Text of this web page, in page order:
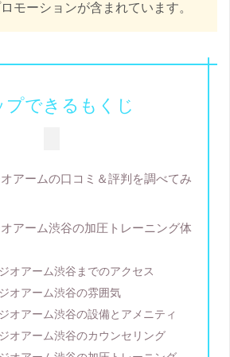
モーションが含まれています。
プできるもくじ
アームの口コミ＆評判を調べてみ
アーム渋谷の加圧トレーニング体
オアーム渋谷までのアクセス
オアーム渋谷の雰囲気
オアーム渋谷の設備とアメニティ
オアーム渋谷のカウンセリング